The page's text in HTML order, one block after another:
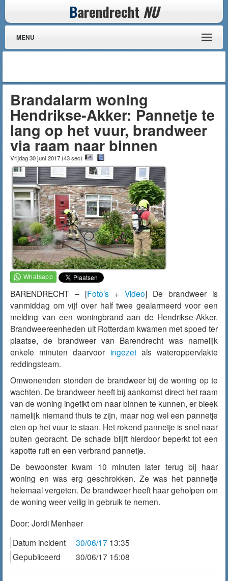
Barendrecht NU
MENU
Brandalarm woning
Hendrikse-Akker: Pannetje te
lang op het vuur, brandweer
via raam naar binnen
Vrijdag 30 juni 2017(43 sec)
BARENDRECHT – [Foto’s + Video] De brandweer is
vanmiddag om vijf over half twee gealarmeerd voor een
melding van een woningbrand aan de Hendrikse-Akker.
Brandweereenheden uit Rotterdam kwamen met spoed ter
plaatse, de brandweer van Barendrecht was namelijk
enkele minuten daarvoor ingezetals wateroppervlakte
reddingsteam.
Omwonenden stonden de brandweer bij de woning op te
wachten. De brandweer heeft bij aankomst direct het raam
van de woning ingetikt om naar binnen te kunnen, er bleek
namelijk niemand thuis te zijn, maar nog wel een pannetje
eten op het vuur te staan. Het rokend pannetje is snel naar
buiten gebracht. De schade blijft hierdoor beperkt tot een
kapotte ruit en een verbrand pannetje.
De bewoonster kwam 10 minuten later terug bij haar
woning en was erg geschrokken. Ze was het pannetje
helemaal vergeten. De brandweer heeft haar geholpen om
de woning weer veilig in gebruik te nemen.
Door: Jordi Menheer
Datum incident
30/06/17 13:35
Gepubliceerd
30/06/17 15:08